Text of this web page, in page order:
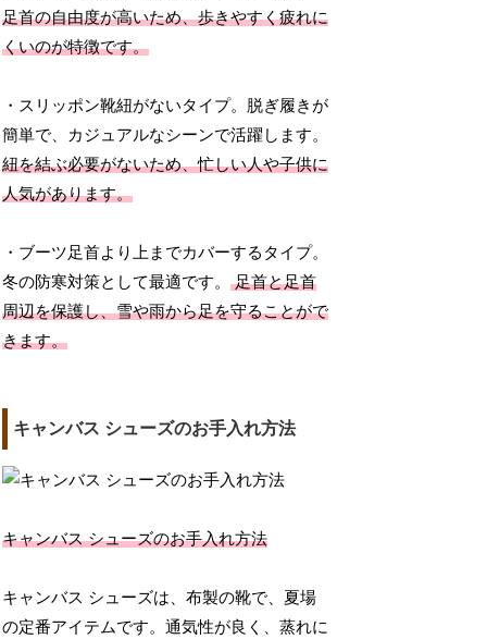
足首の自由度が高いため、歩きやすく疲れに
くいのが特徴です。
・スリッポン靴紐がないタイプ。脱ぎ履きが
簡単で、カジュアルなシーンで活躍します。
紐を結ぶ必要がないため、忙しい人や子供に
人気があります。
・ブーツ足首より上までカバーするタイプ。
冬の防寒対策として最適です。足首と足首
周辺を保護し、雪や雨から足を守ることがで
きます。
キャンバス シューズのお手入れ方法
キャンバス シューズのお手入れ方法
キャンバス シューズは、布製の靴で、夏場
の定番アイテムです。通気性が良く、蒸れに